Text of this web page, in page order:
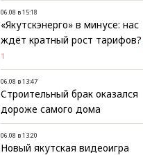
06.08 в 15:18
«Якутскэнерго» в минусе: нас
ждёт кратный рост тарифов?
1
06.08 в 13:47
Строительный брак оказался
дороже самого дома
06.08 в 13:20
Новый якутская видеоигра